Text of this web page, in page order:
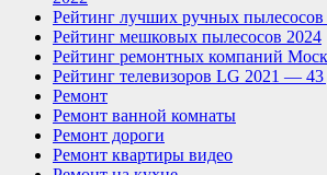
Рейтинг лучших ручных пылесосов
Рейтинг мешковых пылесосов 2024
Рейтинг ремонтных компаний
Рейтинг телевизоров LG 2021 —
Ремонт
Ремонт ванной комнаты
Ремонт дороги
Ремонт квартиры видео